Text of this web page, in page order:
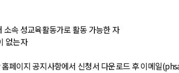
속 성교육활동가로 활동 가능한 자
없는자
페이지 공지사항에서 신청서 다운로드 후 이메일